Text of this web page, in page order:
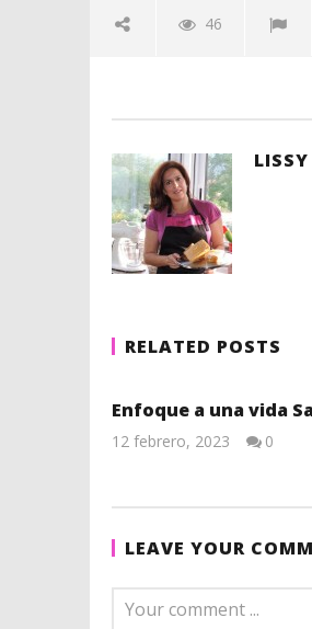
46
LISSY
RELATED POSTS
Enfoque a una vida
12 febrero, 2023
0
LEAVE YOUR